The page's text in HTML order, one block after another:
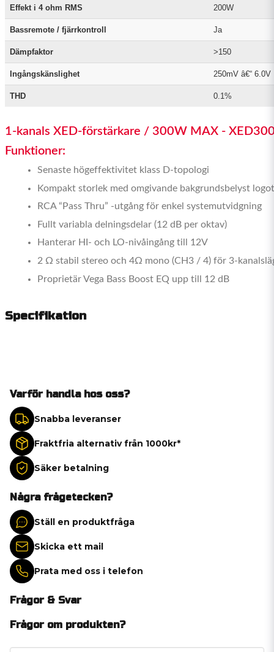
Effekt i 4 ohm RMS 200W
Bassremote / fjärrkontroll Ja
Dämpfaktor >150
Ingångskänslighet 250mV â€“ 6.0V
THD 0.1%
1-kanals XED-förstärkare / 300W MAX -
Funktioner:
Senaste högeffektivitet klass D-topologi
Kompakt storlek med omgivande bakgrundsbelyst
RCA “Pass Thru” -utgång för enkel systemutvidgning
Fullt variabla delningsdelar (12 dB per oktav)
Hanterar HI- och LO-nivåingång till 12V
2 Ω stabil stereo och 4Ω mono (CH3 / 4) för 3-
Proprietär Vega Bass Boost EQ upp till 12 dB
Specifikation
Varför handla hos oss?
Snabba leveranser
Fraktfria alternativ från 1000kr*
Säker betalning
Några frågetecken?
Ställ en produktfråga
Skicka ett mail
Prata med oss i telefon
Frågor & Svar
Frågor om produkten?